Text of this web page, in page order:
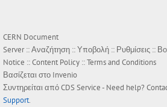
CERN Document
Server ::Αναζήτηση ::Υποβολή :: Ρυθμίσεις ::
Notice ::Content Policy ::Terms and Conditions
Βασίζεται στο Invenio
Συντηρείται απόCDS Service- Need help?
Support.